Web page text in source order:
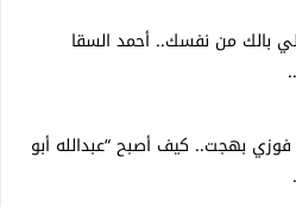
بالك من نفسك.. أحمد السقا
فوزي بهجت.. كيف أصبح “عبدالله أبو